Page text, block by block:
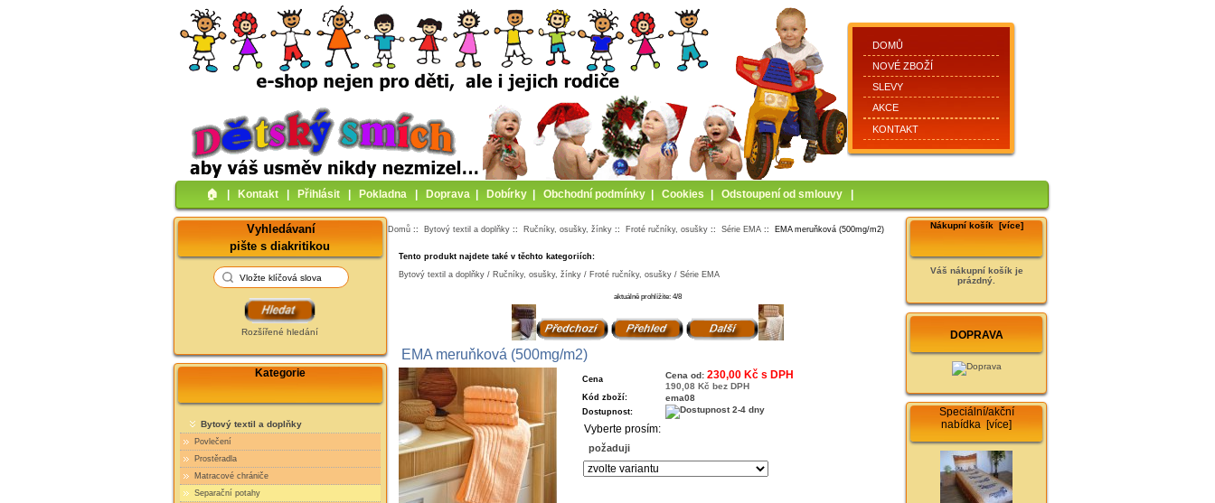
DOMŮ
NOVÉ ZBOŽÍ
SLEVY
AKCE
KONTAKT
🏠︎ Kontakt Přihlásit Pokladna Doprava Dobírky Obchodní podmínky Cookies Odstoupení od smlouvy
Vyhledávaní
pište s diakritikou
Rozšířené hledání
Kategorie
Bytový textil a doplňky
Povlečení
Prostěradla
Matracové chrániče
Separační potahy
Domů :: Bytový textil a doplňky :: Ručníky, osušky, žínky :: Froté ručníky, osušky ::Série EMA :: EMA meruňková (500mg/m2)
Tento produkt najdete také v těchto kategoriích:
Bytový textil a doplňky / Ručníky, osušky, žínky / Froté ručníky, osušky / Série EMA
aktuálně prohlížíte: 4/8
EMA meruňková (500mg/m2)
Cena Cena od:230,00 Kč s DPH
190,08 Kč bez DPH
Kód zboží: ema08
Dostupnost:
Vyberte prosím:
požaduji
Nákupní košík [více]
Váš nákupní košík je
prázdný.
DOPRAVA
Speciální/akční
nabídka [více]